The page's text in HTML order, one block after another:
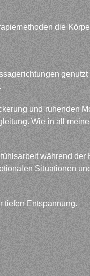
die
und ruhenden
Wie in all
während der
Situationen
tiefen Entspannung.